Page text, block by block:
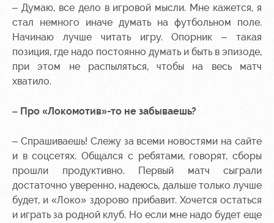
– Думаю, все дело в игровой мысли. Мне кажется, я
стал немного иначе думать на футбольном поле.
Начинаю лучше читать игру. Опорник – такая
позиция, где надо постоянно думать и быть в эпизоде,
при этом не распыляться, чтобы на весь матч
хватило.
– Про «Локомотив»-то не забываешь?
– Спрашиваешь! Слежу за всеми новостями на сайте
и в соцсетях. Общался с ребятами, говорят, сборы
прошли продуктивно. Первый матч сыграли
достаточно уверенно, надеюсь, дальше только лучше
будет, и «Локо» здорово прибавит. Хочется остаться
и играть за родной клуб. Но если мне надо будет еще